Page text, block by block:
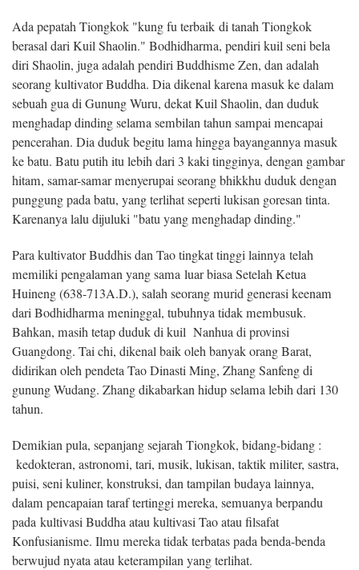
Ada pepatah Tiongkok "kung fu terbaik di tanah Tiongkok
berasal dari Kuil Shaolin." Bodhidharma, pendiri kuil seni bela
diri Shaolin, juga adalah pendiri Buddhisme Zen, dan adalah
seorang kultivator Buddha. Dia dikenal karena masuk ke dalam
sebuah gua di Gunung Wuru, dekat Kuil Shaolin, dan duduk
menghadap dinding selama sembilan tahun sampai mencapai
pencerahan. Dia duduk begitu lama hingga bayangannya masuk
ke batu. Batu putih itu lebih dari 3 kaki tingginya, dengan gambar
hitam, samar-samar menyerupai seorang bhikkhu duduk dengan
punggung pada batu, yang terlihat seperti lukisan goresan tinta.
Karenanya lalu dijuluki "batu yang menghadap dinding."
Para kultivator Buddhis dan Tao tingkat tinggi lainnya telah
memiliki pengalaman yang sama luar biasa Setelah Ketua
Huineng (638-713A.D.), salah seorang murid generasi keenam
dari Bodhidharma meninggal, tubuhnya tidak membusuk.
Bahkan, masih tetap duduk di kuil Nanhua di provinsi
Guangdong. Tai chi, dikenal baik oleh banyak orang Barat,
didirikan oleh pendeta Tao Dinasti Ming, Zhang Sanfeng di
gunung Wudang. Zhang dikabarkan hidup selama lebih dari 130
tahun.
Demikian pula, sepanjang sejarah Tiongkok, bidang-bidang :
kedokteran, astronomi, tari, musik, lukisan, taktik militer, sastra,
puisi, seni kuliner, konstruksi, dan tampilan budaya lainnya,
dalam pencapaian taraf tertinggi mereka, semuanya berpandu
pada kultivasi Buddha atau kultivasi Tao atau filsafat
Konfusianisme. Ilmu mereka tidak terbatas pada benda-benda
berwujud nyata atau keterampilan yang terlihat.